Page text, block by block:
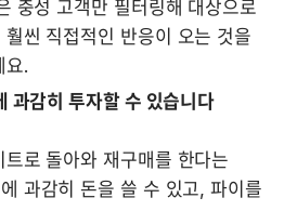
충성 고객만 필터링해 대상으로
씬 직접적인 반응이 오는 것을
요.
로 돌아와 재구매를 한다는
과감히 돈을 쓸 수 있고, 파이를